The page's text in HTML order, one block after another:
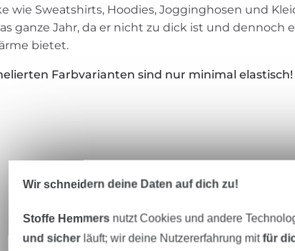
wie Sweatshirts, Hoodies, Jogginghosen und
ganze Jahr, da er nicht zu dick ist und dennoch
bietet.
Farbvarianten sind nur minimal elastisch!
Wir schneidern deine Daten auf dich zu!
Stoffe Hemmers nutzt Cookies und andere
und sicherläuft; wir deine Nutzererfahrung mitfür